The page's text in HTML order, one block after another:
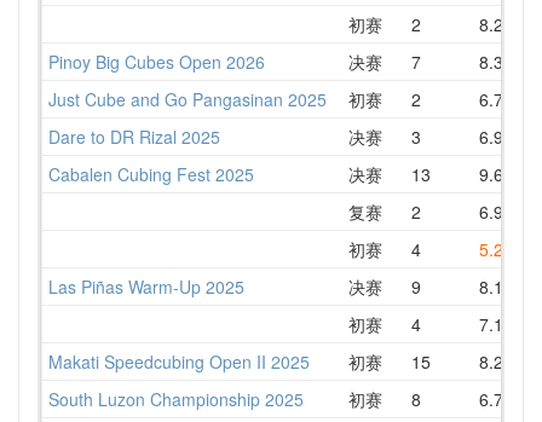
初赛
2
8.29
Pinoy Big Cubes Open 2026
决赛 7
8.35
Just Cube and Go Pangasinan 2025
初赛 2
6.72
Dare to DR Rizal 2025
决赛 3 6.92
Cabalen Cubing Fest 2025
决赛 13 9.62
复赛
2
6.96
初赛
4
5.25
Las Piñas Warm-Up 2025
决赛 9
8.15
初赛
4
7.19
Makati Speedcubing Open II 2025
初赛 15 8.23
South Luzon Championship 2025
初赛 8
6.75